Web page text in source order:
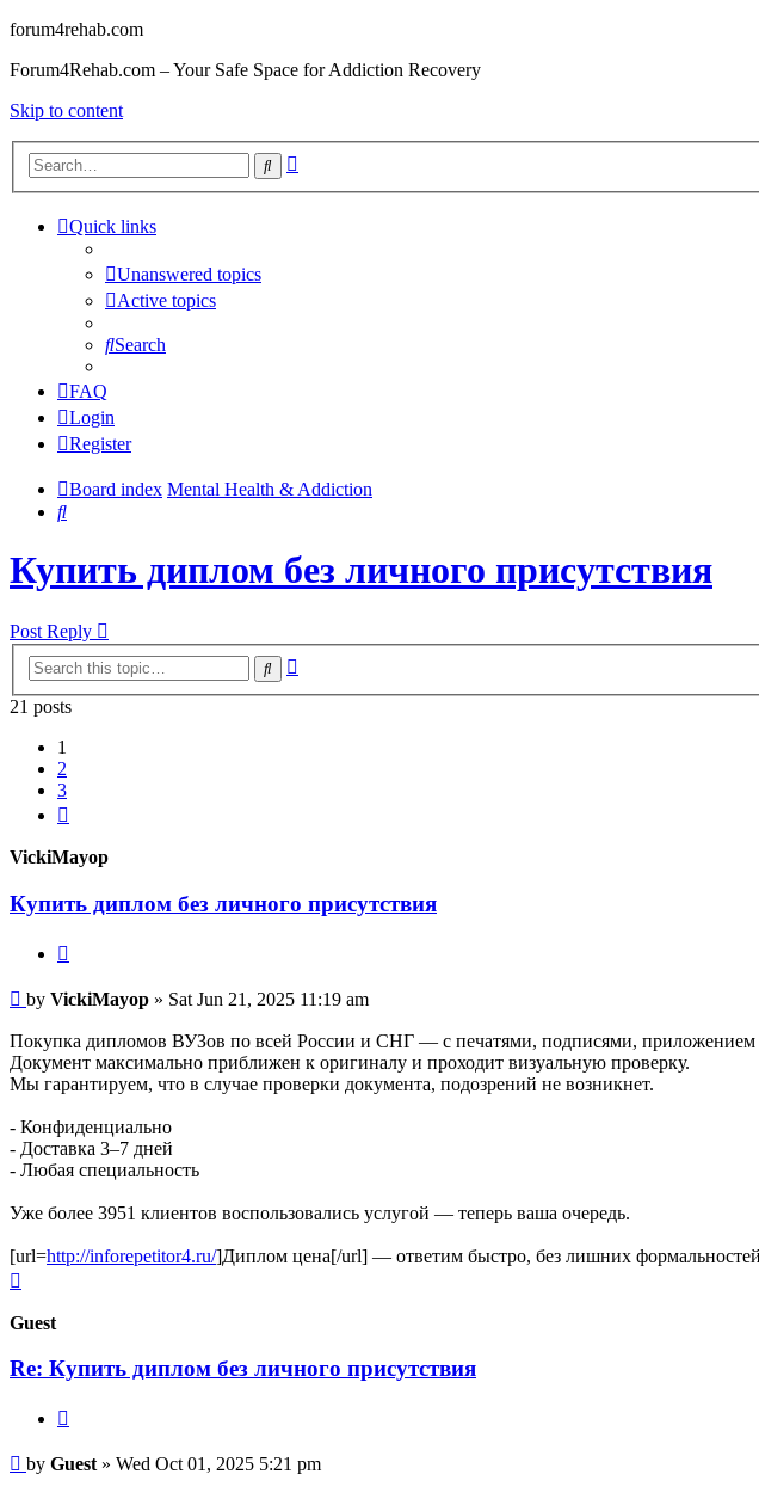
forum4rehab.com
Forum4Rehab.com – Your Safe Space for Addiction Recovery
Skip to content
Search
Quick links
Unanswered topics
Active topics
Search
FAQ
Login
Register
Board index Mental Health & Addiction
Search
Купить диплом без личного присутствия
Post Reply
Search
21 posts
1
2
3
VickiMayop
Купить диплом без личного присутствия
Post
by VickiMayop » Sat Jun 21, 2025 11:19 am
Покупка дипломов ВУЗов по всей России и СНГ — с печатями, подписями, приложением
Документ максимально приближен к оригиналу и проходит визуальную проверку.
Мы гарантируем, что в случае проверки документа, подозрений не возникнет.
- Конфиденциально
- Доставка 3–7 дней
- Любая специальность
Уже более 3951 клиентов воспользовались услугой — теперь ваша очередь.
[url=http://inforepetitor4.ru/]Диплом цена[/url] — ответим быстро, без лишних
Guest
Re: Купить диплом без личного присутствия
Post
by Guest » Wed Oct 01, 2025 5:21 pm